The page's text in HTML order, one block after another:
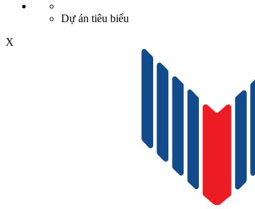
Dự án tiêu biểu
X